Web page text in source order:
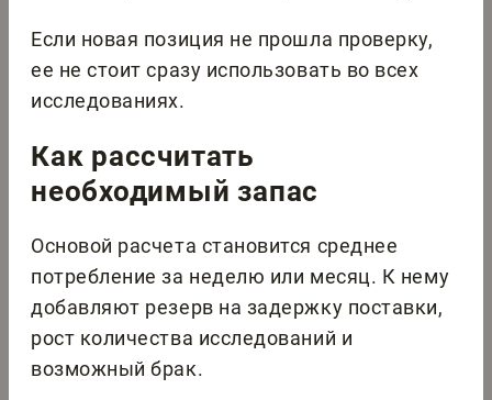
Если новая позиция не прошла проверку,
ее не стоит сразу использовать во всех
исследованиях.
Как рассчитать
необходимый запас
Основой расчета становится среднее
потребление за неделю или месяц. К нему
добавляют резерв на задержку поставки,
рост количества исследований и
возможный брак.